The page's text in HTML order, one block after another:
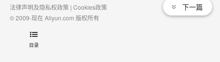
目录
下一篇
法律声明及隐私权政策 | Cookies政策
© 2009-现在 Aliyun.com 版权所有
域名注册服务机构许可：